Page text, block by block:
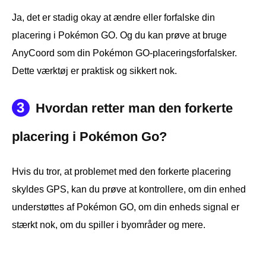
Ja, det er stadig okay at ændre eller forfalske din
placering i Pokémon GO. Og du kan prøve at bruge
AnyCoord som din Pokémon GO-placeringsforfalsker.
Dette værktøj er praktisk og sikkert nok.
3
Hvordan retter man den forkerte
placering i Pokémon Go?
Hvis du tror, at problemet med den forkerte placering
skyldes GPS, kan du prøve at kontrollere, om din enhed
understøttes af Pokémon GO, om din enheds signal er
stærkt nok, om du spiller i byområder og mere.